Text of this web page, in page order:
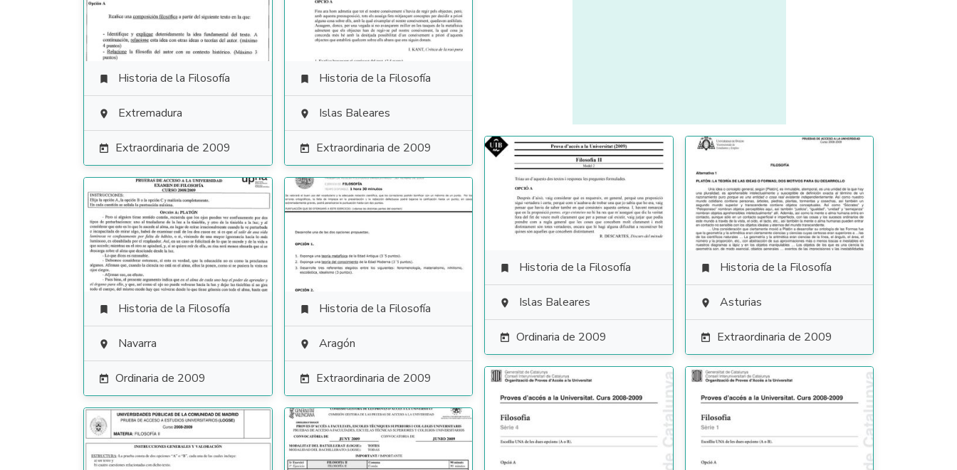
 Historia de la Filosofía
 Extremadura
 Extraordinaria de 2009
 Historia de la Filosofía
 Islas Baleares
 Extraordinaria de 2009
 Historia de la Filosofía
 Islas Baleares
 Ordinaria de 2009
 Historia de la Filosofía
 Asturias
 Extraordinaria de 2009
 Historia de la Filosofía
 Navarra
 Ordinaria de 2009
 Historia de la Filosofía
 Aragón
 Extraordinaria de 2009